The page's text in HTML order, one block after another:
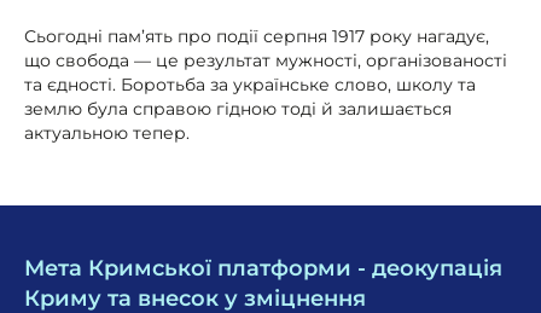
Сьогодні пам’ять про події серпня 1917 року нагадує,
що свобода — це результат мужності, організованості
та єдності. Боротьба за українське слово, школу та
землю була справою гідною тоді й залишається
актуальною тепер.
Мета Кримської платформи - деокупація
Криму та внесок у зміцнення